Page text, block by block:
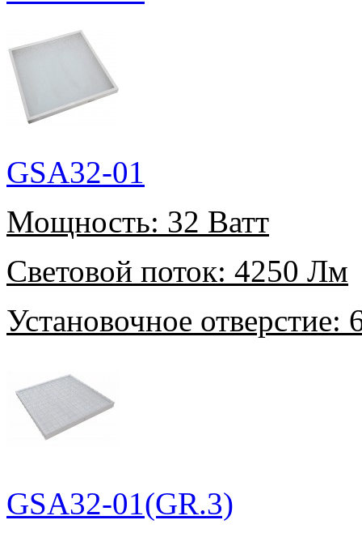
GSA32-01
Мощность: 32 Ватт
Световой поток: 4250 Лм
Установочное отверстие:
GSA32-01(GR.3)